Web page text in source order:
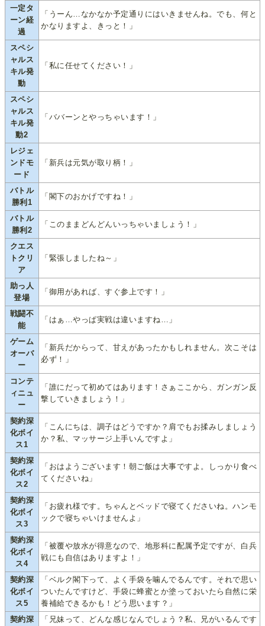
一定タ
ーン経
過
「うーん…なかなか予定通りにはいきませんね。でも、何と
かなりますよ、きっと！」
スペシ
ャルス
キル発
動
「私に任せてください！」
スペシ
ャルス
キル発
動2
「ババーンとやっちゃいます！」
レジェ
ンドモ
ード
「新兵は元気が取り柄！」
バトル
勝利1
「閣下のおかげですね！」
バトル
勝利2
「このままどんどんいっちゃいましょう！」
クエス
トクリ
ア
「緊張しましたね～」
助っ人
登場
「御用があれば、すぐ参上です！」
戦闘不
能
「はぁ…やっぱ実戦は違いますね…」
ゲーム
オーバ
ー
「新兵だからって、甘えがあったかもしれません。次こそは
必ず！」
コンテ
ィニュ
ー
「誰にだって初めてはあります！さぁここから、ガンガン反
撃していきましょう！」
契約深
化ボイ
ス1
「こんにちは、調子はどうですか？肩でもお揉みしましょう
か？私、マッサージ上手いんですよ」
契約深
化ボイ
ス2
「おはようございます！朝ご飯は大事ですよ。しっかり食べ
てくださいね」
契約深
化ボイ
ス3
「お疲れ様です。ちゃんとベッドで寝てくださいね。ハンモ
ックで寝ちゃいけませんよ」
契約深
化ボイ
ス4
「被覆や放水が得意なので、地形科に配属予定ですが、白兵
戦にも自信はありますよ！」
契約深
化ボイ
ス5
「ベルク閣下って、よく手袋を噛んでるんです。それで思い
ついたんですけど、手袋に蜂蜜とか塗っておいたら自然に栄
養補給できるかも！どう思います？」
契約深
「兄妹って、どんな感じなんでしょう？私、兄がいるんです